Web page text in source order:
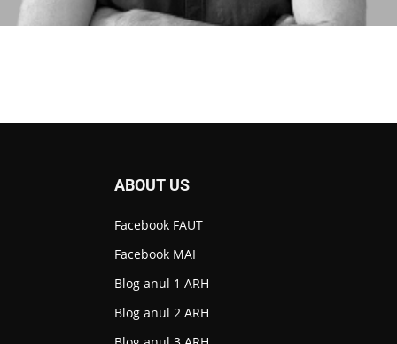
ABOUT US
Facebook FAUT
Facebook MAI
Blog anul 1 ARH
Blog anul 2 ARH